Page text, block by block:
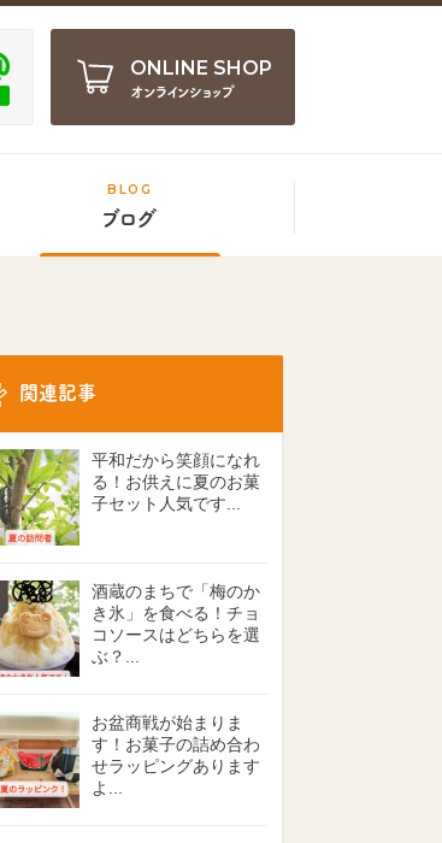
ONLINE SHOP
オンラインショップ
BLOG
ブログ
関連記事
平和だから笑顔になれ
る！お供えに夏のお菓
子セット人気です...
酒蔵のまちで「梅のか
き氷」を食べる！チョ
コソースはどちらを選
ぶ？...
お盆商戦が始まりま
す！お菓子の詰め合わ
せラッピングあります
よ...